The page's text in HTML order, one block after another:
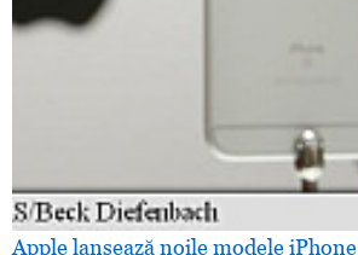
Apple lansează noile modele iPhone